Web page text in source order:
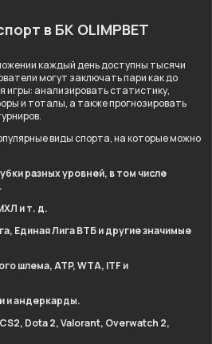
в БК OLIMPBET
каждый день доступны тысячи
могут заключать пари как до
игры: анализировать статистику,
и тоталы, а также прогнозировать
виды спорта, на которые можно
разных уровней, в том числе
и т. д.
Единая Лига ВТБ и другие значимые
шлема, ATP, WTA, ITF и
и андеркарды.
Dota 2, Valorant, Overwatch 2,